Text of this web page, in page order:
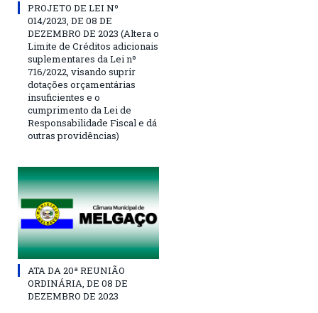
PROJETO DE LEI Nº
014/2023, DE 08 DE
DEZEMBRO DE 2023 (Altera o
Limite de Créditos adicionais
suplementares da Lei nº
716/2022, visando suprir
dotações orçamentárias
insuficientes e o
cumprimento da Lei de
Responsabilidade Fiscal e dá
outras providências)
ATA DA 20ª REUNIÃO
ORDINÁRIA, DE 08 DE
DEZEMBRO DE 2023